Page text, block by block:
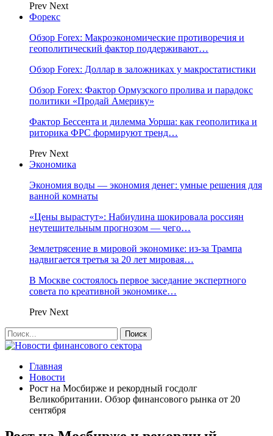
Prev Next
Форекс
Обзор Forex: Макроэкономические противоречия и
геополитический фактор поддерживают…
Обзор Forex: Доллар в заложниках у макростатистики
Обзор Forex: Фактор Ормузского пролива и парадокс
политики «Продай Америку»
Фактор Бессента и дилемма Уорша: как геополитика и
риторика ФРС формируют тренд…
Prev Next
Экономика
Экономия воды — экономия денег: умные решения для
ванной комнаты
«Цены вырастут»: Набиулина шокировала россиян
неутешительным прогнозом — чего…
Землетрясение в мировой экономике: из-за Трампа
надвигается третья за 20 лет мировая…
В Москве состоялось первое заседание экспертного
совета по креативной экономике…
Prev Next
Главная
Новости
Рост на Мосбирже и рекордный госдолг
Великобритании. Обзор финансового рынка от 20
сентября